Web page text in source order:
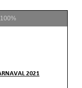
100%